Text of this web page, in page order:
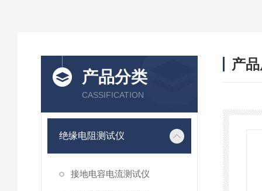
产品分类
CASSIFICATION
绝缘电阻测试仪
接地电容电流测试仪
产